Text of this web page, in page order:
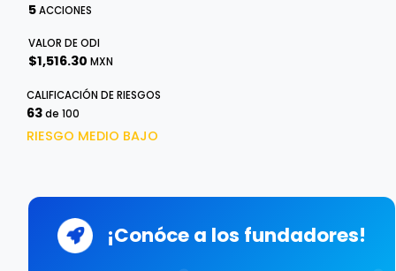
5ACCIONES
VALOR DE ODI
$1,516.30 MXN
CALIFICACIÓN DE RIESGOS
63de 100
RIESGO MEDIO BAJO
¡Conóce a los fundadores!